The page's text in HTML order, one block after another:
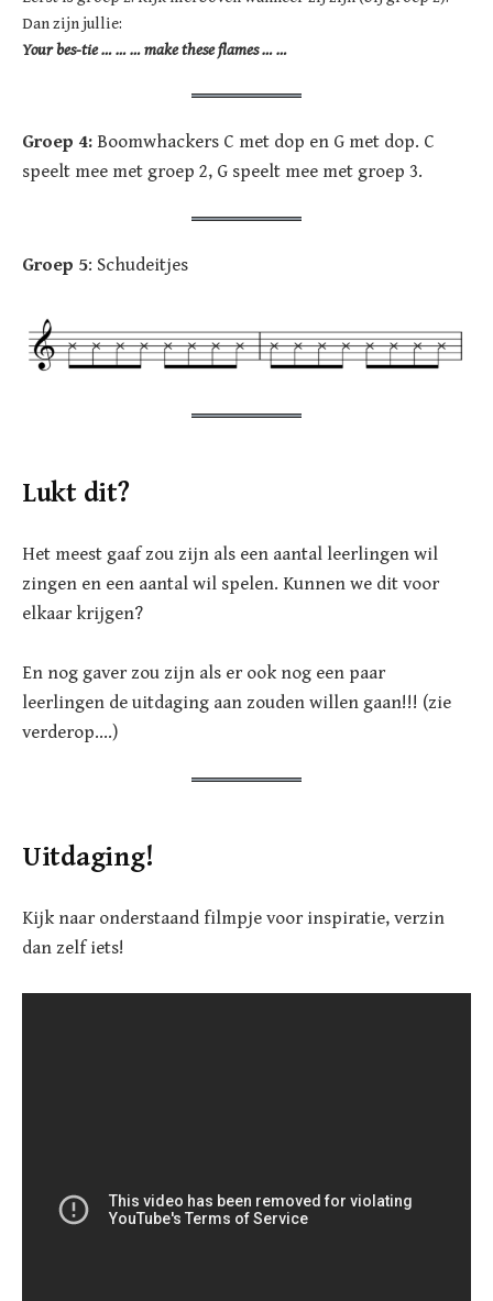
Dan zijn jullie:
Your bes-tie … … … make these flames … …
Groep 4: Boomwhackers C met dop en G met dop. C
speelt mee met groep 2, G speelt mee met groep 3.
Groep 5: Schudeitjes
Lukt dit?
Het meest gaaf zou zijn als een aantal leerlingen wil
zingen en een aantal wil spelen. Kunnen we dit voor
elkaar krijgen?
En nog gaver zou zijn als er ook nog een paar
leerlingen de uitdaging aan zouden willen gaan!!! (zie
verderop….)
Uitdaging!
Kijk naar onderstaand filmpje voor inspiratie, verzin
dan zelf iets!